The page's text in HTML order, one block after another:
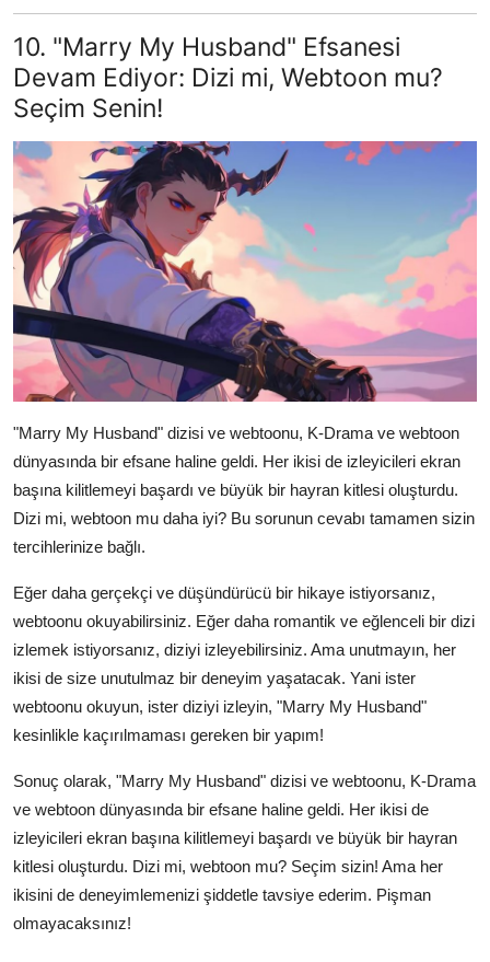
10. "Marry My Husband" Efsanesi
Devam Ediyor: Dizi mi, Webtoon mu?
Seçim Senin!
"Marry My Husband" dizisi ve webtoonu, K-Drama ve webtoon
dünyasında bir efsane haline geldi. Her ikisi de izleyicileri ekran
başına kilitlemeyi başardı ve büyük bir hayran kitlesi oluşturdu.
Dizi mi, webtoon mu daha iyi? Bu sorunun cevabı tamamen sizin
tercihlerinize bağlı.
Eğer daha gerçekçi ve düşündürücü bir hikaye istiyorsanız,
webtoonu okuyabilirsiniz. Eğer daha romantik ve eğlenceli bir dizi
izlemek istiyorsanız, diziyi izleyebilirsiniz. Ama unutmayın, her
ikisi de size unutulmaz bir deneyim yaşatacak. Yani ister
webtoonu okuyun, ister diziyi izleyin, "Marry My Husband"
kesinlikle kaçırılmaması gereken bir yapım!
Sonuç olarak, "Marry My Husband" dizisi ve webtoonu, K-Drama
ve webtoon dünyasında bir efsane haline geldi. Her ikisi de
izleyicileri ekran başına kilitlemeyi başardı ve büyük bir hayran
kitlesi oluşturdu. Dizi mi, webtoon mu? Seçim sizin! Ama her
ikisini de deneyimlemenizi şiddetle tavsiye ederim. Pişman
olmayacaksınız!